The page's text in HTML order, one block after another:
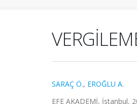
SARAÇ Ö., EROĞLU A.
EFE AKADEMİ, İstanbul,